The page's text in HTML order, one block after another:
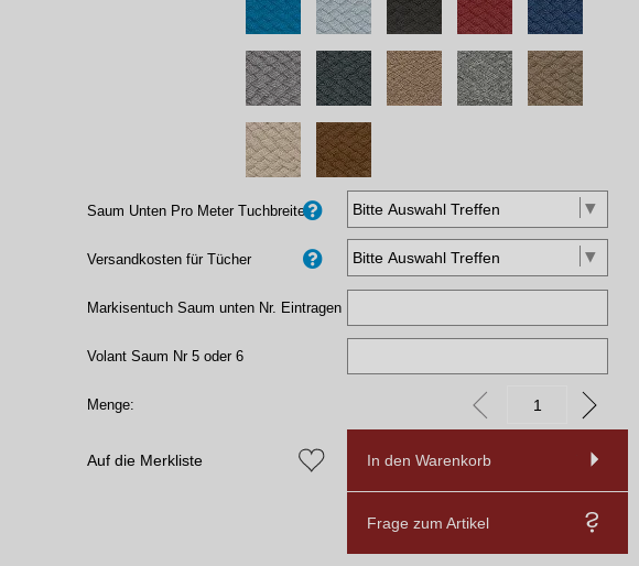
Saum Unten Pro Meter Tuchbreite
Versandkosten für Tücher
Markisentuch Saum unten Nr. Eintragen
Volant Saum Nr 5 oder 6
Menge:
Auf die Merkliste In den Warenkorb
Frage zum Artikel